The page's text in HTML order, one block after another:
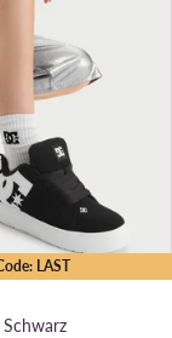
LAST
Schwarz